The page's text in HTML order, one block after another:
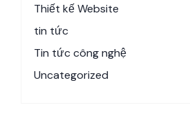
Thiết kế Website
tin tức
Tin tức công nghệ
Uncategorized